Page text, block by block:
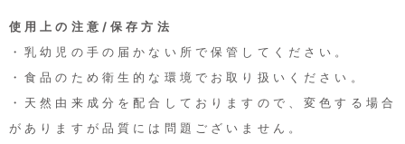
2. 会員が、以下の各号に定める行為をしたときは、これにより
(1)会員番号、パスワードを不正に使用すること
(2)当ホームページにアクセスして情報を改ざんしたり、当ホー
て、当社の営業を妨害すること
(3)当社が扱う商品の知的所有権を侵害する行為をすること
(4)その他、この利用規約に反する行為をすること
使用上の注意/保存方法
・乳幼児の手の届かない所で保管してください。
・食品のため衛生的な環境でお取り扱いください。
・天然由来成分を配合しておりますので、変色する場合
がありますが品質には問題ございません。